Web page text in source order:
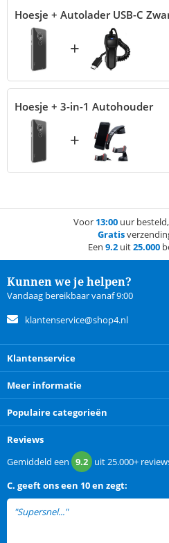
Hoesje + Autolader USB-C
+
Hoesje + 3-in-1 Autohouder
+
Voor 13:00uur besteld,
Gratis
Een 9.2 uit25.000
Kunnen we je helpen?
Vandaag bereikbaar vanaf 9:00
klantenservice@shop4.nl
Klantenservice
Meer informatie
Populaire categorieën
Reviews
Gemiddeld een 9.2 uit25.000+
C. geeft ons een 10 en zegt:
"Supersnel..."